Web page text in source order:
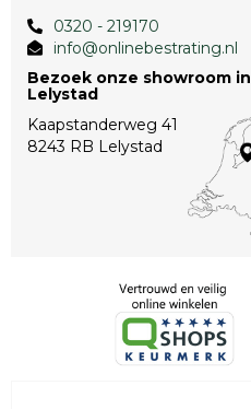
0320 - 219170
info@onlinebestrating.nl
Bezoek onze showroom in
Lelystad
Kaapstanderweg 41
8243 RB Lelystad